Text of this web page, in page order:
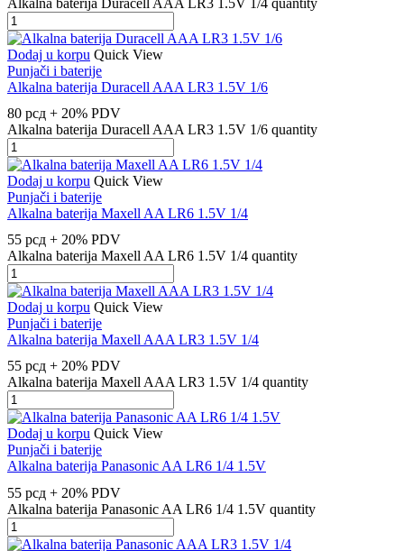
Dodaj u korpu Quick View
Punjači i baterije
Alkalna baterija Duracell AAA LR3 1.5V 1/6
80 рсд + 20% PDV
Alkalna baterija Duracell AAA LR3 1.5V 1/6 quantity
Dodaj u korpu Quick View
Punjači i baterije
Alkalna baterija Maxell AA LR6 1.5V 1/4
55 рсд + 20% PDV
Alkalna baterija Maxell AA LR6 1.5V 1/4 quantity
Dodaj u korpu Quick View
Punjači i baterije
Alkalna baterija Maxell AAA LR3 1.5V 1/4
55 рсд + 20% PDV
Alkalna baterija Maxell AAA LR3 1.5V 1/4 quantity
Dodaj u korpu Quick View
Punjači i baterije
Alkalna baterija Panasonic AA LR6 1/4 1.5V
55 рсд + 20% PDV
Alkalna baterija Panasonic AA LR6 1/4 1.5V quantity